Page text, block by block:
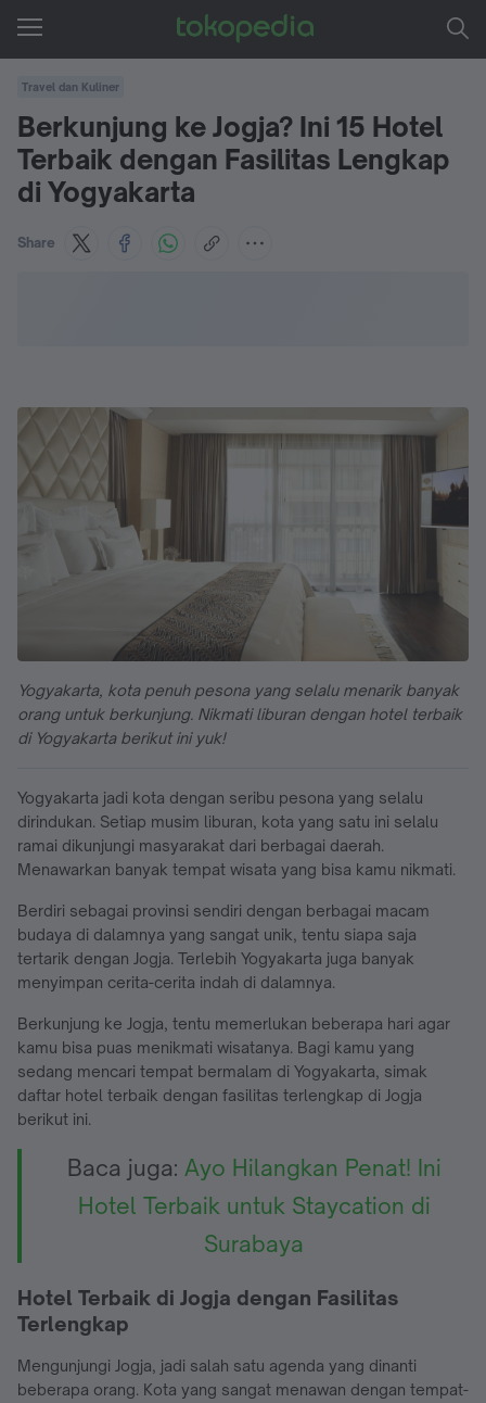
Travel dan Kuliner
Berkunjung ke Jogja? Ini 15 Hotel
Terbaik dengan Fasilitas Lengkap
di Yogyakarta
Share
Yogyakarta, kota penuh pesona yang selalu menarik banyak
orang untuk berkunjung. Nikmati liburan dengan hotel terbaik
di Yogyakarta berikut ini yuk!
Yogyakarta jadi kota dengan seribu pesona yang selalu
dirindukan. Setiap musim liburan, kota yang satu ini selalu
ramai dikunjungi masyarakat dari berbagai daerah.
Menawarkan banyak tempat wisata yang bisa kamu nikmati.
Berdiri sebagai provinsi sendiri dengan berbagai macam
budaya di dalamnya yang sangat unik, tentu siapa saja
tertarik dengan Jogja. Terlebih Yogyakarta juga banyak
menyimpan cerita-cerita indah di dalamnya.
Berkunjung ke Jogja, tentu memerlukan beberapa hari agar
kamu bisa puas menikmati wisatanya. Bagi kamu yang
sedang mencari tempat bermalam di Yogyakarta, simak
daftar hotel terbaik dengan fasilitas terlengkap di Jogja
berikut ini.
Baca juga: Ayo Hilangkan Penat! Ini
Hotel Terbaik untuk Staycation di
Surabaya
Hotel Terbaik di Jogja dengan Fasilitas
Terlengkap
Mengunjungi Jogja, jadi salah satu agenda yang dinanti
beberapa orang. Kota yang sangat menawan dengan tempat-